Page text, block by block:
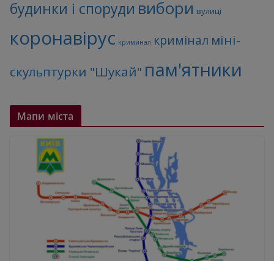
будинки і споруди вибори вулиці
коронавірус криминал кримінал міні-
скульптурки "Шукай" пам'ятники
Мапи міста